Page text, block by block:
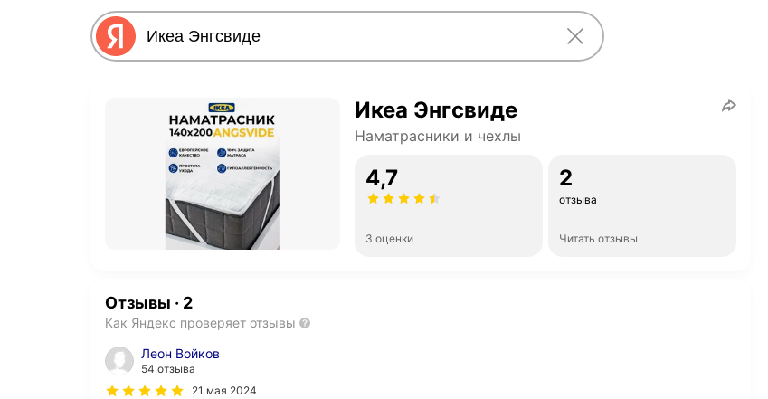
Икеа Энгсвиде
Наматрасники и чехлы
4,7
3 оценки
2
отзыва
Читать отзывы
Отзывы · 2
Как Яндекс проверяет отзывы
Леон Войков
54 отзыва
21 мая 2024